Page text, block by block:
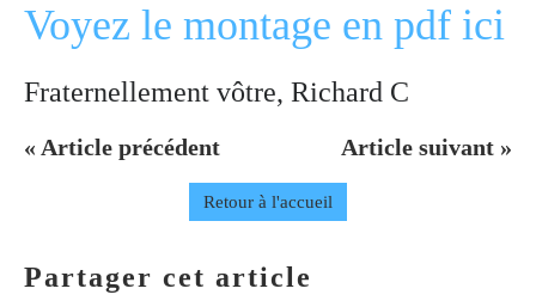
Voyez le montage en pdf ici
Fraternellement vôtre, Richard C
« Article précédent Article suivant »
Retour à l'accueil
Partager cet article